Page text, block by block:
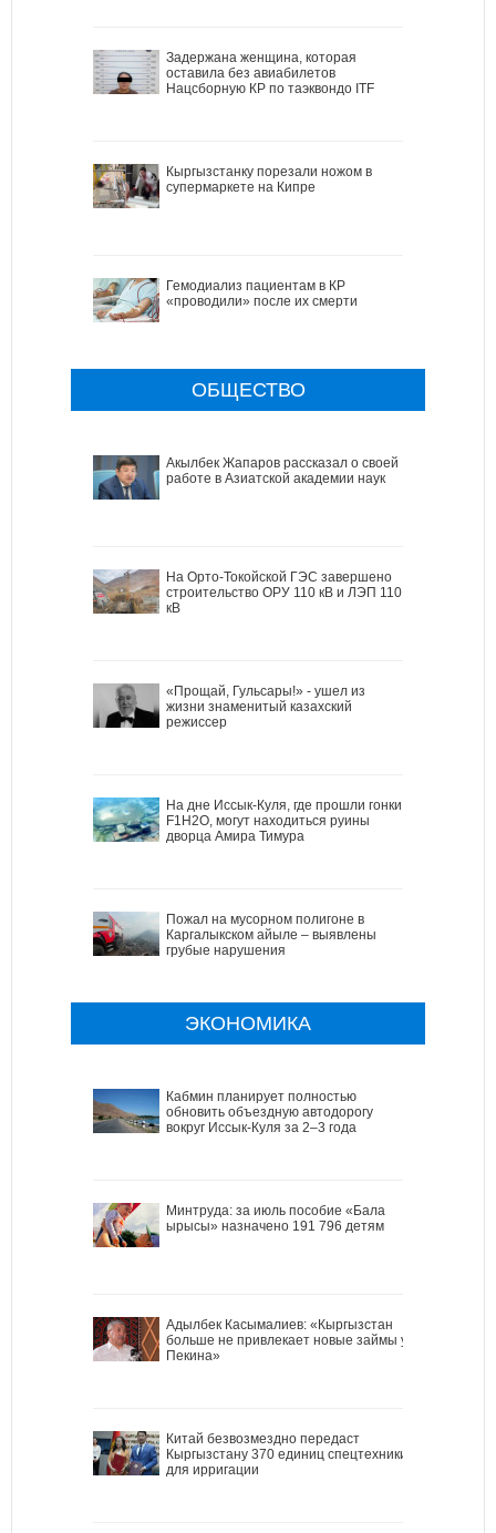
Задержана женщина, которая
оставила без авиабилетов
Нацсборную КР по таэквондо ITF
Кыргызстанку порезали ножом в
супермаркете на Кипре
Гемодиализ пациентам в КР
«проводили» после их смерти
ОБЩЕСТВО
Акылбек Жапаров рассказал о своей
работе в Азиатской академии наук
На Орто-Токойской ГЭС завершено
строительство ОРУ 110 кВ и ЛЭП 110
кВ
«Прощай, Гульсары!» - ушел из
жизни знаменитый казахский
режиссер
На дне Иссык-Куля, где прошли гонки
F1H2O, могут находиться руины
дворца Амира Тимура
Пожал на мусорном полигоне в
Каргалыкском айыле – выявлены
грубые нарушения
ЭКОНОМИКА
Кабмин планирует полностью
обновить объездную автодорогу
вокруг Иссык-Куля за 2–3 года
Минтруда: за июль пособие «Бала
ырысы» назначено 191 796 детям
Адылбек Касымалиев: «Кыргызстан
больше не привлекает новые займы у
Пекина»
Китай безвозмездно передаст
Кыргызстану 370 единиц спецтехники
для ирригации